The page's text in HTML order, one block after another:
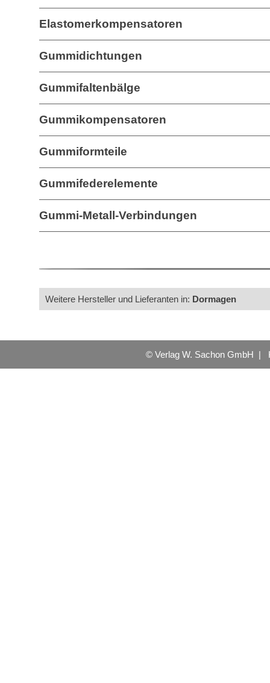
Elastomerkompensatoren
Gummidichtungen
Gummifaltenbälge
Gummikompensatoren
Gummiformteile
Gummifederelemente
Gummi-Metall-Verbindungen
Weitere Hersteller und Lieferanten in: Dormagen
© Verlag W. Sachon GmbH |